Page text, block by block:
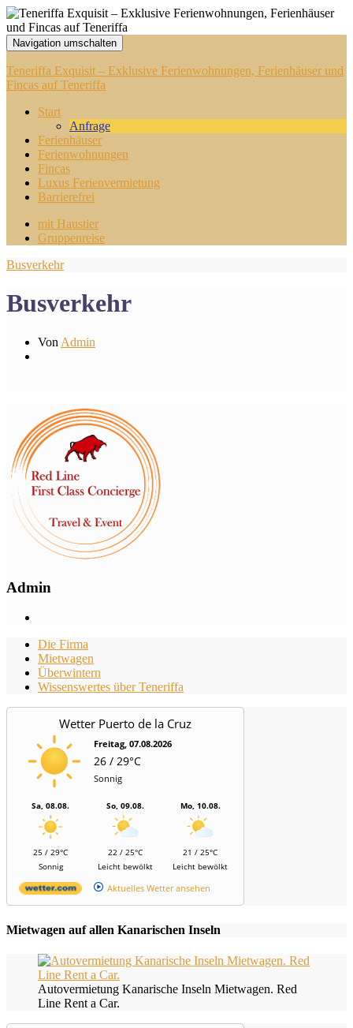
Navigation umschalten
Teneriffa Exquisit – Exklusive Ferienwohnungen, Ferienhäuser und
Fincas auf Teneriffa
Start
Anfrage
Ferienhäuser
Ferienwohnungen
Fincas
Luxus Ferienvermietung
Barrierefrei
mit Haustier
Gruppenreise
Busverkehr
Busverkehr
Von Admin
Admin
Die Firma
Mietwagen
Überwintern
Wissenswertes über Teneriffa
Wetter Puerto de la Cruz
Freitag, 07.08.2026
26 / 29°C
Sonnig
Sa, 08.08.
25 / 29°C
Sonnig
So, 09.08.
22 / 25°C
Leicht bewölkt
Mo, 10.08.
21 / 25°C
Leicht bewölkt
Aktuelles Wetter ansehen
Mietwagen auf allen Kanarischen Inseln
Autovermietung Kanarische Inseln Mietwagen. Red
Line Rent a Car.